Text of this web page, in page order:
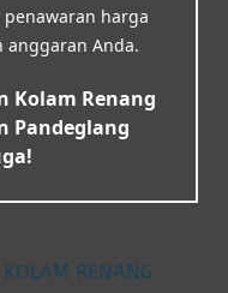
harga
anggaran Anda.
Kolam Renang
Pandeglang
RENANG